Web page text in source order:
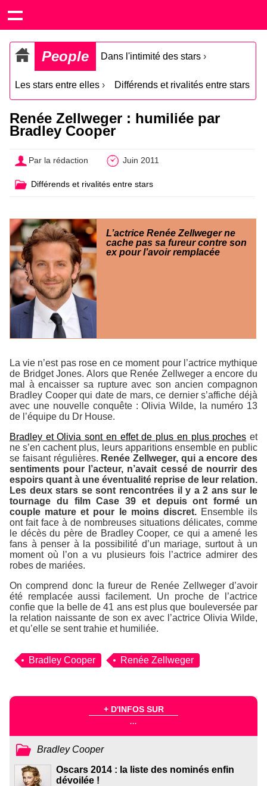
People Dans l'intimité des stars ›
Les stars entre elles › Différends et rivalités entre stars
Renée Zellweger : humiliée par
Bradley Cooper
Par la rédaction Juin 2011
Différends et rivalités entre stars
L’actrice Renée Zellweger ne
cache pas sa fureur contre son
ex pour l’avoir remplacée
La vie n’est pas rose en ce moment pour l’actrice mythique
de Bridget Jones. Alors que Renée Zellweger a encore du
mal à encaisser sa rupture avec son ancien compagnon
Bradley Cooper qui date de mars, ce dernier s’affiche déjà
avec une nouvelle conquête : Olivia Wilde, la numéro 13
de l’équipe du Dr House.
Bradley et Olivia sont en effet de plus en plus proches et
ne s’en cachent plus, leurs apparitions ensemble en public
se faisant régulières. Renée Zellweger, qui a encore des
sentiments pour l’acteur, n’avait cessé de nourrir des
espoirs quant à une éventualité reprise de leur relation.
Les deux stars se sont rencontrées il y a 2 ans sur le
tournage du filmCase 39 et depuis ont formé un
couple mature et pour le moins discret.Ensemble ils
ont fait face à de nombreuses situations délicates, comme
le décès du père de Bradley Cooper, ce qui a amené les
fans à penser à la possibilité d’un mariage, surtout à un
moment où l’on a vu plusieurs fois l’actrice admirer des
robes de mariées.
On comprend donc la fureur de Renée Zellweger d’avoir
été remplacée aussi facilement. Un proche de l’actrice
confie que la belle de 41 ans est plus que bouleversée par
la relation naissante de son ex avec l’actrice Olivia Wilde,
et qu’elle se sent trahie et humiliée.
Bradley Cooper Renée Zellweger
+ D'INFOS SUR
...
Bradley Cooper
Oscars 2014 : la liste des nominés enfin
dévoilée !